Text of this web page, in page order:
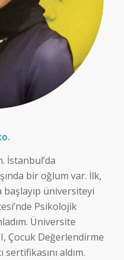
İstanbul’da
bir oğlum var. İlk,
başlayıp üniversiteyi
Psikolojik
Üniversite
Çocuk Değerlendirme
aldım.